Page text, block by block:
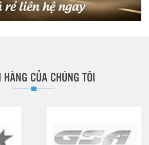
HÀNG CỦA CHÚNG TÔI